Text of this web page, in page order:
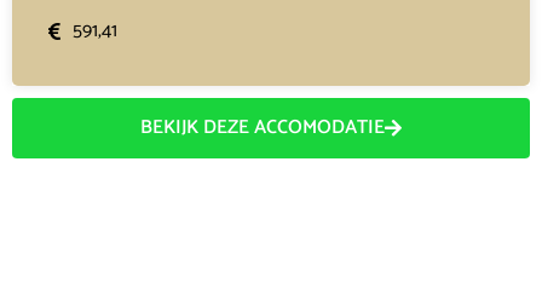
591,41
BEKIJK DEZE ACCOMODATIE